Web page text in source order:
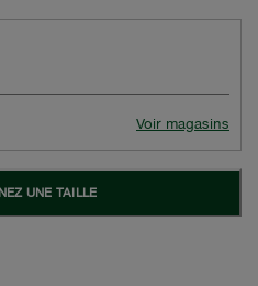
Voir magasins
UNE TAILLE